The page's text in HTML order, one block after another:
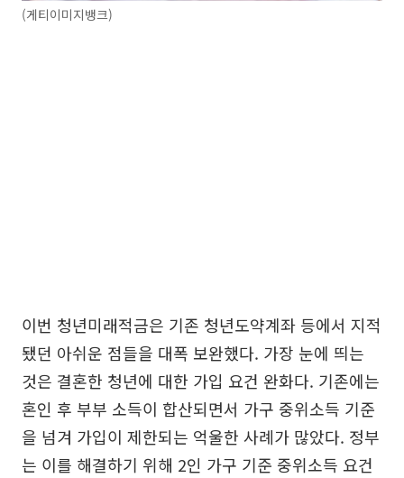
(게티이미지뱅크)
이번 청년미래적금은 기존 청년도약계좌 등에서 지적
됐던 아쉬운 점들을 대폭 보완했다. 가장 눈에 띄는
것은 결혼한 청년에 대한 가입 요건 완화다. 기존에는
혼인 후 부부 소득이 합산되면서 가구 중위소득 기준
을 넘겨 가입이 제한되는 억울한 사례가 많았다. 정부
는 이를 해결하기 위해 2인 가구 기준 중위소득 요건